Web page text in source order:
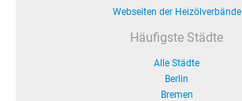
Webseiten der Heizölverbände
Häufigste Städte
Alle Städte
Berlin
Bremen